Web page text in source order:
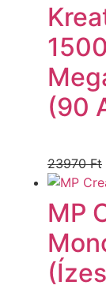
(90
23970Ft
MP